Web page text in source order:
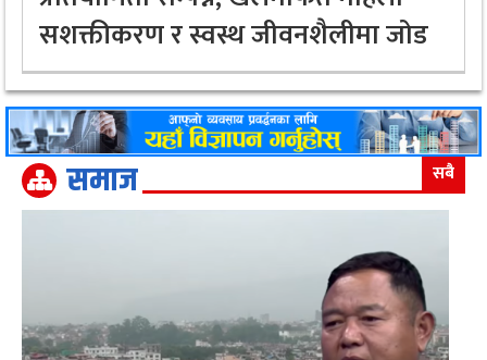
सशक्तीकरण र स्वस्थ जीवनशैलीमा जोड
समाज सबै